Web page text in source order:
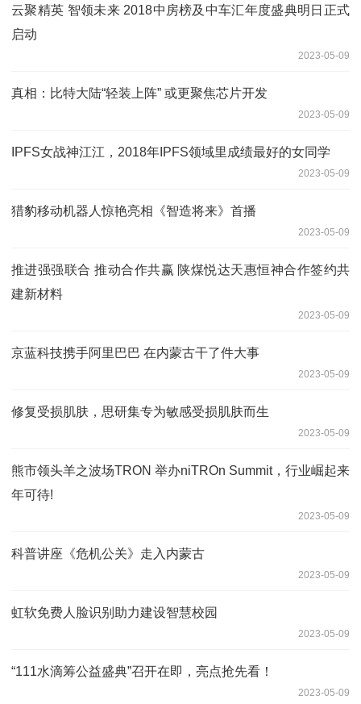
云聚精英 智领未来 2018中房榜及中车汇年度盛典明日正式
启动
2023-05-09
真相：比特大陆“轻装上阵” 或更聚焦芯片开发
2023-05-09
IPFS女战神江江，2018年IPFS领域里成绩最好的女同学
2023-05-09
猎豹移动机器人惊艳亮相《智造将来》首播
2023-05-09
推进强强联合 推动合作共赢 陕煤悦达天惠恒神合作签约共
建新材料
2023-05-09
京蓝科技携手阿里巴巴 在内蒙古干了件大事
2023-05-09
修复受损肌肤，思研集专为敏感受损肌肤而生
2023-05-09
熊市领头羊之波场TRON 举办niTROn Summit，行业崛起来
年可待!
2023-05-09
科普讲座《危机公关》走入内蒙古
2023-05-09
虹软免费人脸识别助力建设智慧校园
2023-05-09
“111水滴筹公益盛典”召开在即，亮点抢先看！
2023-05-09